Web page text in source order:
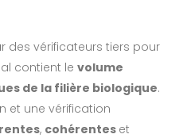
des vérificateurs tiers pour
contient le volume
de la filière biologique.
et une vérification
, cohérentes et